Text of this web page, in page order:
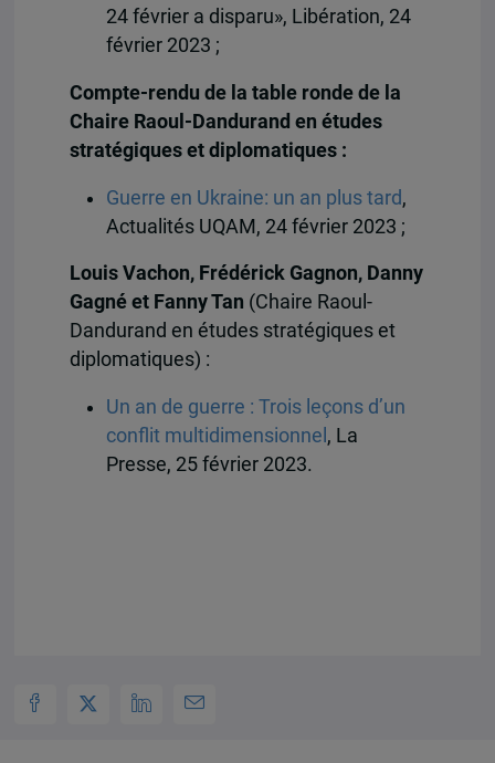
24 février a disparu», Libération, 24
février 2023 ;
Compte-rendu de la table ronde de la
Chaire Raoul-Dandurand en études
stratégiques et diplomatiques :
Guerre en Ukraine: un an plus tard ,
Actualités UQAM, 24 février 2023 ;
Louis Vachon, Frédérick Gagnon, Danny
Gagné et Fanny Tan (Chaire Raoul-
Dandurand en études stratégiques et
diplomatiques) :
Un an de guerre : Trois leçons d’un
conflit multidimensionnel , La
Presse, 25 février 2023.